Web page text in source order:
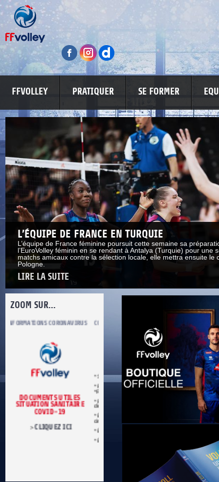
FFVOLLEY PRATIQUER SE FORMER
L’ÉQUIPE DE FRANCE EN TURQUIE
L’équipe de France féminine poursuit cette semaine sa
l’EuroVolley féminin en se rendant à Antalya (Turquie) pour une
matchs amicaux contre la sélection locale, elle mettra ensuite le
Pologne.
LIRE LA SUITE
ZOOM SUR...
COMITÉ DU FAIR PLAY
* Se conformer aux règles du jeu.
*Respecter adversaires et partenaires.
* Refuser toute forme de violence et
de tricherie.
* Être maître de soi en toutes
* Être loyal dans le sport et dans la vie.
* Être exemplaire, généreux et tolérant
MA PETITE